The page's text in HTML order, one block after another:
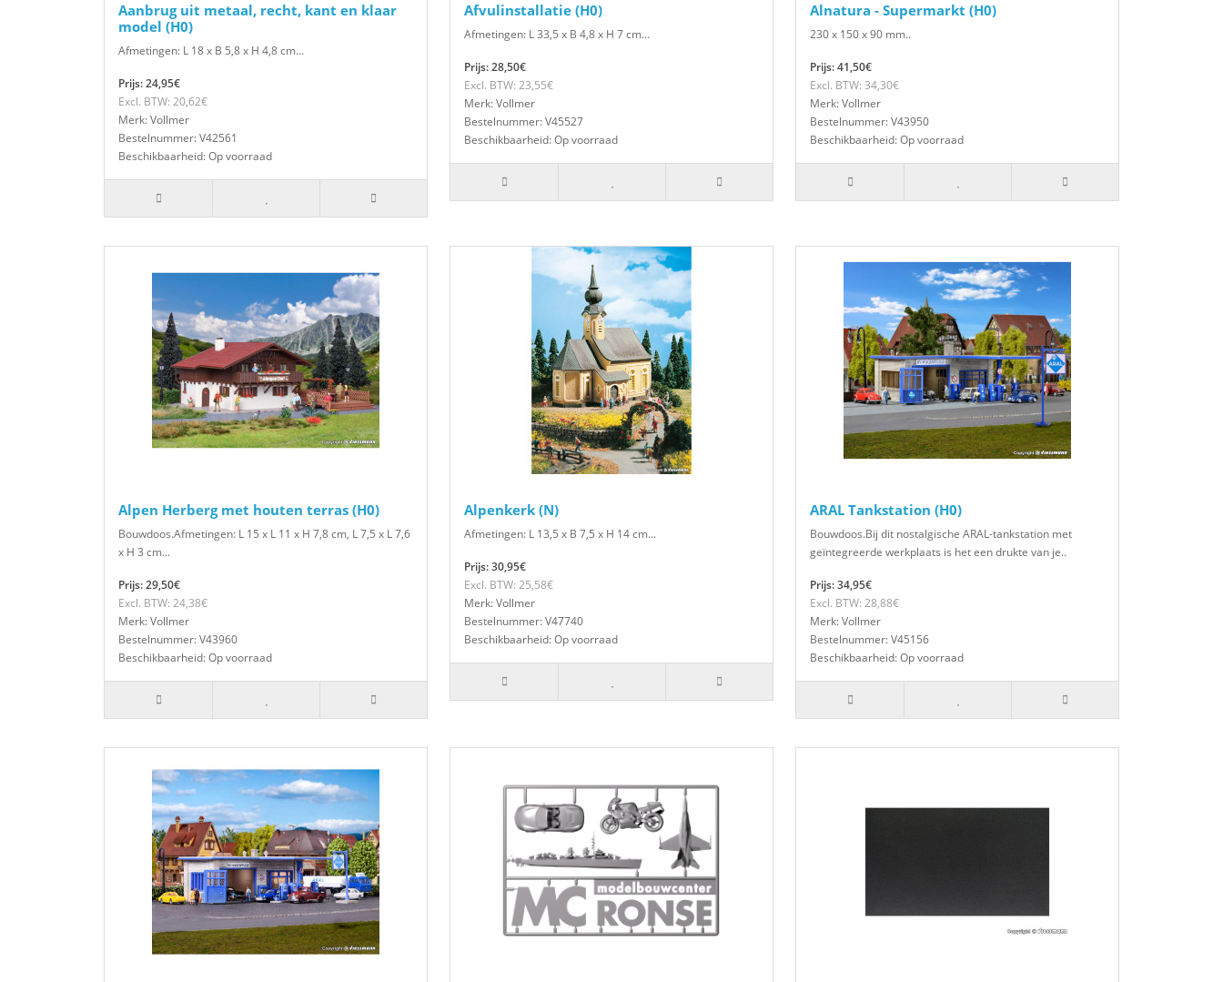
Aanbrug uit metaal, recht, kant en klaar
model (H0)
Afmetingen: L 18 x B 5,8 x H 4,8 cm...
Prijs: 24,95€
Excl. BTW: 20,62€
Merk: Vollmer
Bestelnummer: V42561
Beschikbaarheid: Op voorraad
Afvulinstallatie (H0)
Afmetingen: L 33,5 x B 4,8 x H 7 cm...
Prijs: 28,50€
Excl. BTW: 23,55€
Merk: Vollmer
Bestelnummer: V45527
Beschikbaarheid: Op voorraad
Alnatura - Supermarkt (H0)
230 x 150 x 90 mm..
Prijs: 41,50€
Excl. BTW: 34,30€
Merk: Vollmer
Bestelnummer: V43950
Beschikbaarheid: Op voorraad
Alpen Herberg met houten terras (H0)
Bouwdoos.Afmetingen: L 15 x L 11 x H 7,8 cm, L 7,5 x L 7,6
x H 3 cm...
Prijs: 29,50€
Excl. BTW: 24,38€
Merk: Vollmer
Bestelnummer: V43960
Beschikbaarheid: Op voorraad
Alpenkerk (N)
Afmetingen: L 13,5 x B 7,5 x H 14 cm...
Prijs: 30,95€
Excl. BTW: 25,58€
Merk: Vollmer
Bestelnummer: V47740
Beschikbaarheid: Op voorraad
ARAL Tankstation (H0)
Bouwdoos.Bij dit nostalgische ARAL-tankstation met
geïntegreerde werkplaats is het een drukte van je..
Prijs: 34,95€
Excl. BTW: 28,88€
Merk: Vollmer
Bestelnummer: V45156
Beschikbaarheid: Op voorraad